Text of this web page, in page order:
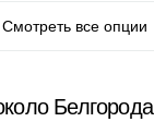
Смотреть все опции
Белгорода